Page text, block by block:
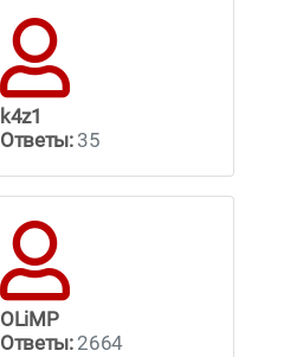
k4z1
Ответы:35
OLiMP
Ответы:2664